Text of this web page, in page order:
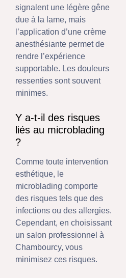
signalent une légère gêne
due à la lame, mais
l’application d’une crème
anesthésiante permet de
rendre l’expérience
supportable. Les douleurs
ressenties sont souvent
minimes.
Y a-t-il des risques
liés au microblading
?
Comme toute intervention
esthétique, le
microblading comporte
des risques tels que des
infections ou des allergies.
Cependant, en choisissant
un salon professionnel à
Chambourcy, vous
minimisez ces risques.